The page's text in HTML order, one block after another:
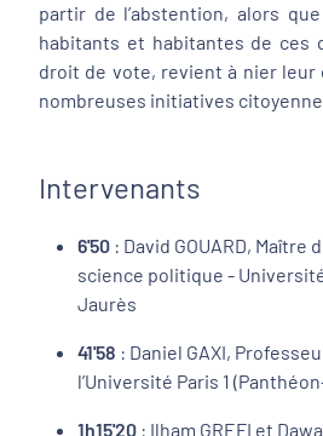
partir de l’abstention, alors
habitants et habitantes de ces
droit de vote, revient à nier leur
nombreuses initiatives
Intervenants
6'50 : David GOUARD, Maître
science politique -
Jaurès
41'58 : Daniel GAXI,
l’Université Paris 1
1h15'20 : Ilham GREFI et